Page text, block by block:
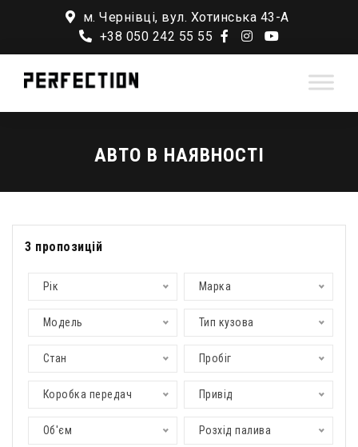
м. Чернівці, вул. Хотинська 43-А
+38 050 242 55 55
АВТО В НАЯВНОСТІ
3 пропозицій
Рік Марка
Модель Тип кузова
Стан Пробіг
Коробка передач Привід
Об'єм Розхід палива